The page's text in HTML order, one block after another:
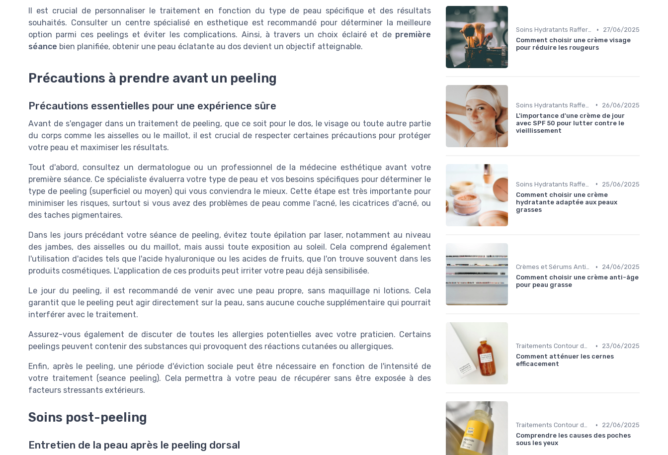
Il est crucial de personnaliser le traitement en fonction du type de peau spécifique et des résultats
souhaités. Consulter un centre spécialisé en esthetique est recommandé pour déterminer la meilleure
option parmi ces peelings et éviter les complications. Ainsi, à travers un choix éclairé et de première
séance bien planifiée, obtenir une peau éclatante au dos devient un objectif atteignable.
Précautions à prendre avant un peeling
Précautions essentielles pour une expérience sûre
Avant de s'engager dans un traitement de peeling, que ce soit pour le dos, le visage ou toute autre partie
du corps comme les aisselles ou le maillot, il est crucial de respecter certaines précautions pour protéger
votre peau et maximiser les résultats.
Tout d'abord, consultez un dermatologue ou un professionnel de la médecine esthétique avant votre
première séance. Ce spécialiste évaluerra votre type de peau et vos besoins spécifiques pour déterminer le
type de peeling (superficiel ou moyen) qui vous conviendra le mieux. Cette étape est très importante pour
minimiser les risques, surtout si vous avez des problèmes de peau comme l'acné, les cicatrices d'acné, ou
des taches pigmentaires.
Dans les jours précédant votre séance de peeling, évitez toute épilation par laser, notamment au niveau
des jambes, des aisselles ou du maillot, mais aussi toute exposition au soleil. Cela comprend également
l'utilisation d'acides tels que l'acide hyaluronique ou les acides de fruits, que l'on trouve souvent dans les
produits cosmétiques. L'application de ces produits peut irriter votre peau déjà sensibilisée.
Le jour du peeling, il est recommandé de venir avec une peau propre, sans maquillage ni lotions. Cela
garantit que le peeling peut agir directement sur la peau, sans aucune couche supplémentaire qui pourrait
interférer avec le traitement.
Assurez-vous également de discuter de toutes les allergies potentielles avec votre praticien. Certains
peelings peuvent contenir des substances qui provoquent des réactions cutanées ou allergiques.
Enfin, après le peeling, une période d'éviction sociale peut être nécessaire en fonction de l'intensité de
votre traitement (seance peeling). Cela permettra à votre peau de récupérer sans être exposée à des
facteurs stressants extérieurs.
Soins post-peeling
Entretien de la peau après le peeling dorsal
Soins Hydratants Raffermissants •
27/06/2025
Comment choisir une crème visage
pour réduire les rougeurs
•
26/06/2025
L'importance d'une crème de jour
avec SPF 50 pour lutter contre le
vieillissement
•
25/06/2025
Comment choisir une crème
hydratante adaptée aux peaux
grasses
Crèmes et Sérums Anti-Rides •
24/06/2025
Comment choisir une crème anti-âge
pour peau grasse
Traitements Contour des Yeux •
23/06/2025
Comment atténuer les cernes
efficacement
Traitements Contour des Yeux •
22/06/2025
Comprendre les causes des poches
sous les yeux